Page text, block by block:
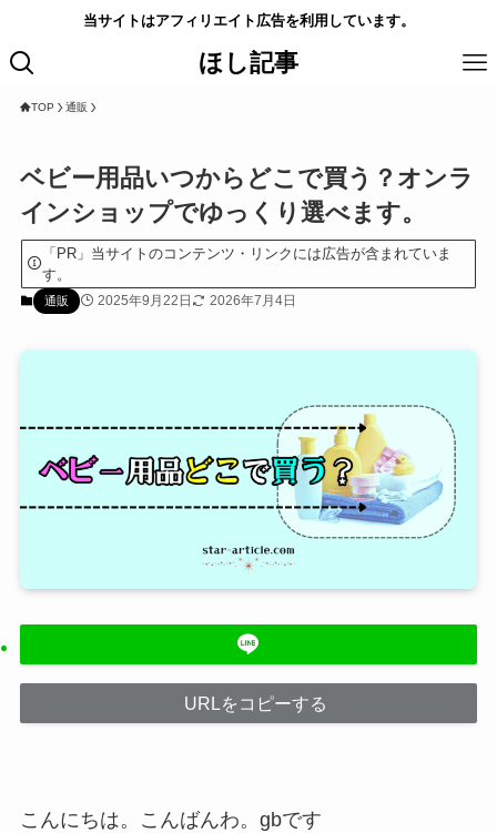
当サイトはアフィリエイト広告を利用しています。
ほし記事
TOP 通販
ベビー用品いつからどこで買う？オンラ
インショップでゆっくり選べます。
「PR」当サイトのコンテンツ・リンクには広告が含まれていま
す。
通販 2025年9月22日 2026年7月4日
URLをコピーする
こんにちは。こんばんわ。gbです